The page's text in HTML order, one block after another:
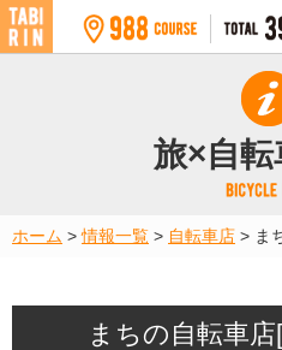
旅×自転
ホーム >情報一覧 > 自転車店 > ま
まちの自転車